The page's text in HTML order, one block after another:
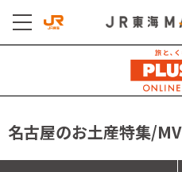
名古屋のお土産特集/MV